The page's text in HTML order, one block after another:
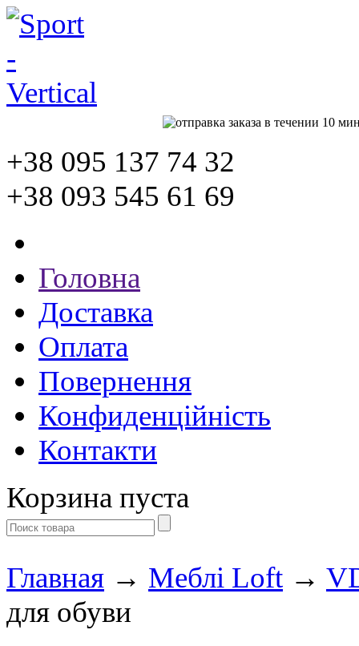
+38 095 137 74 32
+38 093 545 61 69
Головна
Доставка
Оплата
Повернення
Конфиденційність
Контакти
Корзина пуста
Главная → Меблі Loft →
для обуви